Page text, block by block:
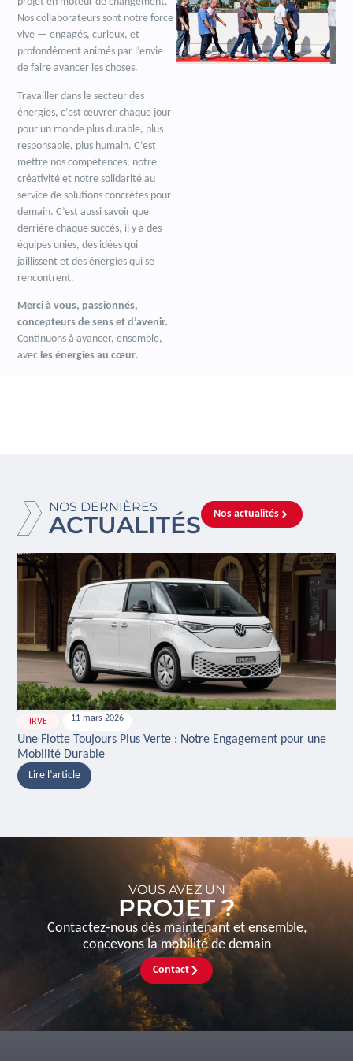
Nos collaborateurs sont notre force
vive — engagés, curieux, et
profondément animés par l’envie
de faire avancer les choses.
Travailler dans le secteur des
énergies, c’est œuvrer chaque jour
pour un monde plus durable, plus
responsable, plus humain. C’est
mettre nos compétences, notre
créativité et notre solidarité au
service de solutions concrètes pour
demain. C’est aussi savoir que
derrière chaque succès, il y a des
équipes unies, des idées qui
jaillissent et des énergies qui se
rencontrent.
Merci à vous, passionnés,
concepteurs de sens et d’avenir.
Continuons à avancer, ensemble,
avec les énergies au cœur.
NOS DERNIÈRES
ACTUALITÉS Nos actualités
IRVE 11 mars 2026
Une Flotte Toujours Plus Verte : Notre Engagement pour une
Mobilité Durable
Lire l’article
VOUS AVEZ UN
PROJET ?
Contactez-nous dès maintenant et ensemble,
concevons la mobilité de demain
Contact